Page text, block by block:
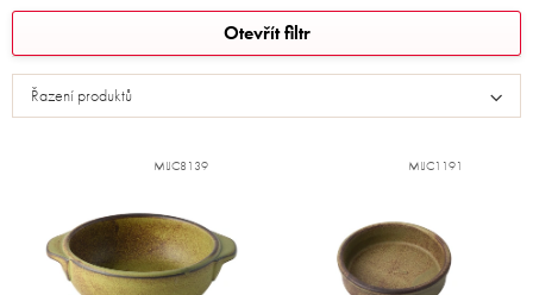
Řazení produktů
Otevřít filtr
V
ý
p
s
MIJC8139 MIJC1191